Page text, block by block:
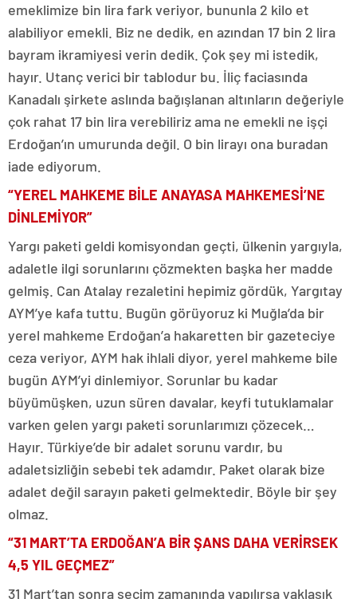
emeklimize bin lira fark veriyor, bununla 2 kilo et
alabiliyor emekli. Biz ne dedik, en azından 17 bin 2 lira
bayram ikramiyesi verin dedik. Çok şey mi istedik,
hayır. Utanç verici bir tablodur bu. İliç faciasında
Kanadalı şirkete aslında bağışlanan altınların değeriyle
çok rahat 17 bin lira verebiliriz ama ne emekli ne işçi
Erdoğan’ın umurunda değil. O bin lirayı ona buradan
iade ediyorum.
“YEREL MAHKEME BİLE ANAYASA MAHKEMESİ’NE
DİNLEMİYOR”
Yargı paketi geldi komisyondan geçti, ülkenin yargıyla,
adaletle ilgi sorunlarını çözmekten başka her madde
gelmiş. Can Atalay rezaletini hepimiz gördük, Yargıtay
AYM’ye kafa tuttu. Bugün görüyoruz ki Muğla’da bir
yerel mahkeme Erdoğan’a hakaretten bir gazeteciye
ceza veriyor, AYM hak ihlali diyor, yerel mahkeme bile
bugün AYM’yi dinlemiyor. Sorunlar bu kadar
büyümüşken, uzun süren davalar, keyfi tutuklamalar
varken gelen yargı paketi sorunlarımızı çözecek…
Hayır. Türkiye’de bir adalet sorunu vardır, bu
adaletsizliğin sebebi tek adamdır. Paket olarak bize
adalet değil sarayın paketi gelmektedir. Böyle bir şey
olmaz.
“31 MART’TA ERDOĞAN’A BİR ŞANS DAHA VERİRSEK
4,5 YIL GEÇMEZ”
31 Mart’tan sonra seçim zamanında yapılırsa yaklaşık